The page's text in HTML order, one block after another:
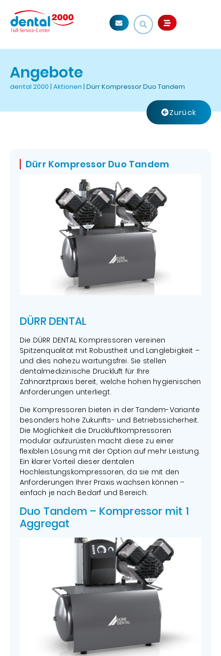
Angebote
dental 2000 | Aktionen | Dürr Kompressor Duo Tandem
Zurück
Dürr Kompressor Duo Tandem
DÜRR DENTAL
Die DÜRR DENTAL Kompressoren vereinen
Spitzenqualität mit Robustheit und Langlebigkeit –
und dies nahezu wartungsfrei. Sie stellen
dentalmedizinische Druckluft für Ihre
Zahnarztpraxis bereit, welche hohen hygienischen
Anforderungen unterliegt.
Die Kompressoren bieten in der Tandem-Variante
besonders hohe Zukunfts- und Betriebssicherheit.
Die Möglichkeit die Druckluftkompressoren
modular aufzurüsten macht diese zu einer
flexiblen Lösung mit der Option auf mehr Leistung.
Ein klarer Vorteil dieser dentalen
Hochleistungskompressoren, da sie mit den
Anforderungen Ihrer Praxis wachsen können –
einfach je nach Bedarf und Bereich.
Duo Tandem – Kompressor mit 1
Aggregat